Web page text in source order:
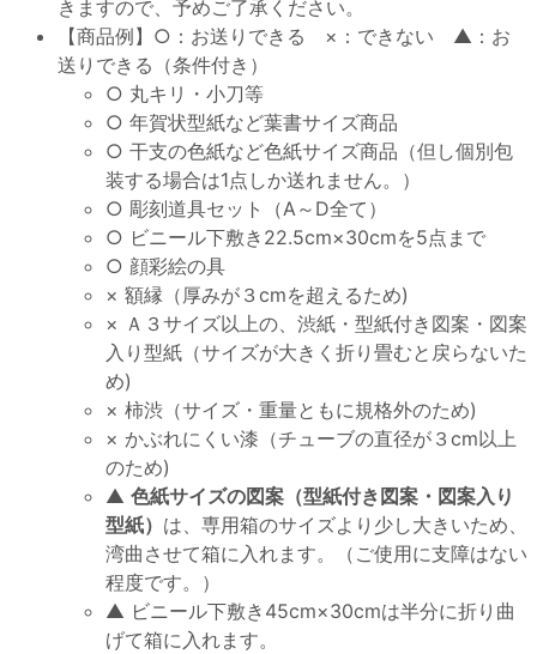
きますので、予めご了承ください。
【商品例】○：お送りできる ×：できない ▲：お
送りできる（条件付き）
○ 丸キリ・小刀等
○ 年賀状型紙など葉書サイズ商品
○ 干支の色紙など色紙サイズ商品（但し個別包
装する場合は1点しか送れません。）
○ 彫刻道具セット（A～D全て）
○ ビニール下敷き22.5cm×30cmを5点まで
○ 顔彩絵の具
× 額縁（厚みが３cmを超えるため)
× Ａ３サイズ以上の、渋紙・型紙付き図案・図案
入り型紙（サイズが大きく折り畳むと戻らないた
め)
× 柿渋（サイズ・重量ともに規格外のため)
× かぶれにくい漆（チューブの直径が３cm以上
のため)
▲ 色紙サイズの図案（型紙付き図案・図案入り
型紙） は、専用箱のサイズより少し大きいため、
湾曲させて箱に入れます。（ご使用に支障はない
程度です。）
▲ ビニール下敷き45cm×30cmは半分に折り曲
げて箱に入れます。